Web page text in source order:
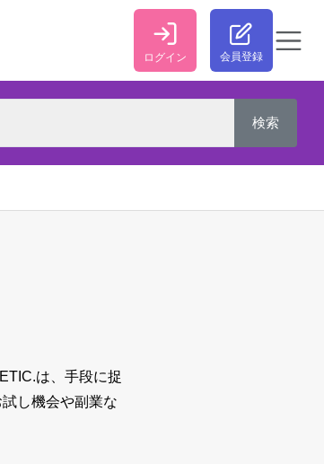
ログイン 会員登録
ETIC.は、手段に捉
し機会や副業な